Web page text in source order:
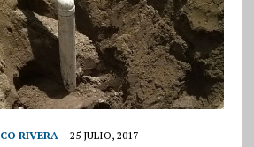
RIVERA 25 JULIO, 2017